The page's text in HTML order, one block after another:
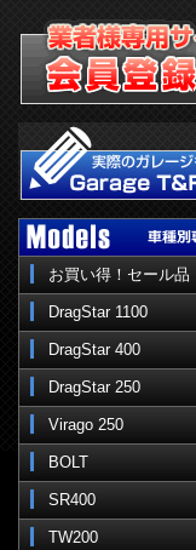
お買い得！セール品
DragStar 1100
DragStar 400
DragStar 250
Virago 250
BOLT
SR400
TW200